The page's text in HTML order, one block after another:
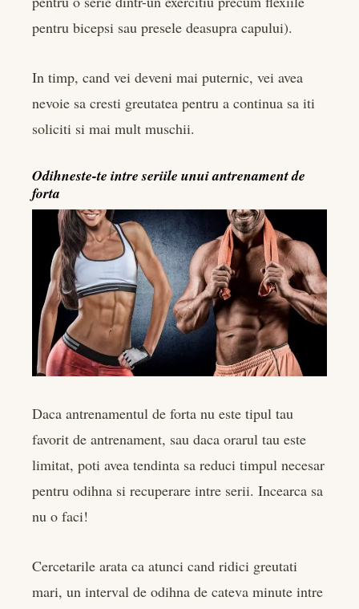
pentru bicepsi sau presele deasupra capului).
In timp, cand vei deveni mai puternic, vei avea
nevoie sa cresti greutatea pentru a continua sa iti
soliciti si mai mult muschii.
Odihneste-te intre seriile unui antrenament de
forta
Daca antrenamentul de forta nu este tipul tau
favorit de antrenament, sau daca orarul tau este
limitat, poti avea tendinta sa reduci timpul necesar
pentru odihna si recuperare intre serii. Incearca sa
nu o faci!
Cercetarile arata ca atunci cand ridici greutati
mari, un interval de odihna de cateva minute intre